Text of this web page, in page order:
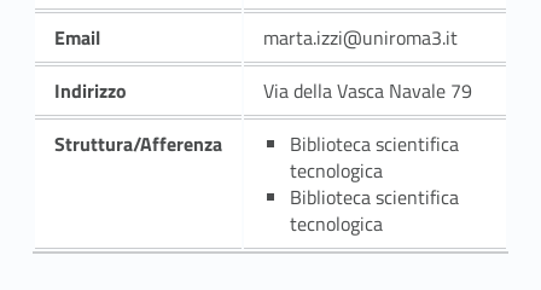
Email
marta.izzi@uniroma3.it
Indirizzo
Via della Vasca Navale 79
Struttura/Afferenza
Biblioteca scientifica
tecnologica
Biblioteca scientifica
tecnologica